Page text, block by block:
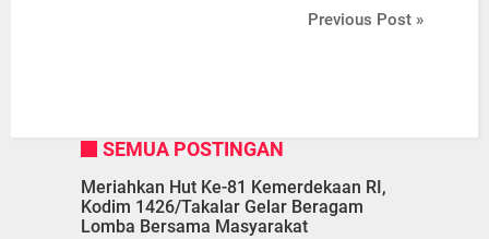
Previous Post »
SEMUA POSTINGAN
Meriahkan Hut Ke-81 Kemerdekaan RI,
Kodim 1426/Takalar Gelar Beragam
Lomba Bersama Masyarakat